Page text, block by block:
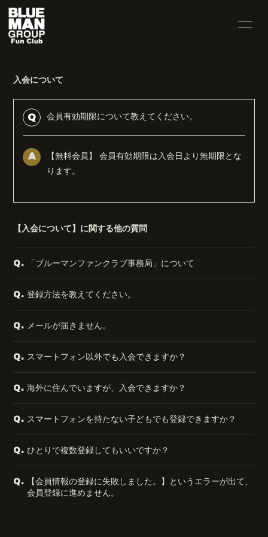
HOME
無料会員登録
入会について
Q 会員有効期限について教えてください。
A
【無料会員】 会員有効期限は入会日より無期限とな
ります。
【入会について】に関する他の質問
Q. 「ブルーマンファンクラブ事務局」について
Q. 登録方法を教えてください。
Q. メールが届きません。
Q. スマートフォン以外でも入会できますか？
Q. 海外に住んでいますが、入会できますか？
Q. スマートフォンを持たない子どもでも登録できますか？
Q. ひとりで複数登録してもいいですか？
Q.
【会員情報の登録に失敗しました。】というエラーが出て、
会員登録に進めません。